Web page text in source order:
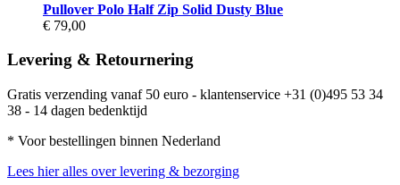
Pullover Polo Half Zip Solid Dusty Blue
€ 79,00
Levering & Retournering
Gratis verzending vanaf 50 euro - klantenservice +31 (0)495 53 34
38 - 14 dagen bedenktijd
* Voor bestellingen binnen Nederland
Lees hier alles over levering & bezorging